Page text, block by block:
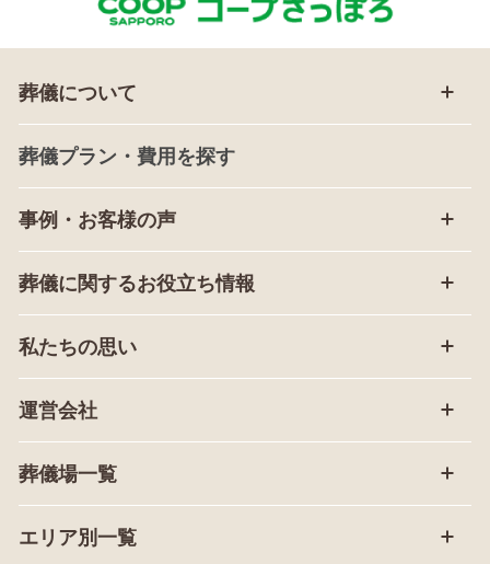
葬儀について
葬儀プラン・費用を探す
事例・お客様の声
葬儀に関するお役立ち情報
私たちの思い
運営会社
葬儀場一覧
エリア別一覧